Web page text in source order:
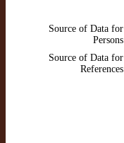
Source of Data for
Persons
Source of Data for
References